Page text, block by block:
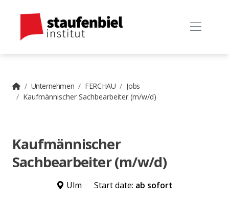
Unternehmen FERCHAU
Jobs
Kaufmännischer Sachbearbeiter (m/w/d)
Kaufmännischer
Sachbearbeiter (m/w/d)
Ulm Start date: ab sofort